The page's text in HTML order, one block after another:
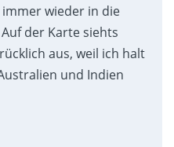
immer wieder in die
der Karte siehts
aus, weil ich halt
und Indien